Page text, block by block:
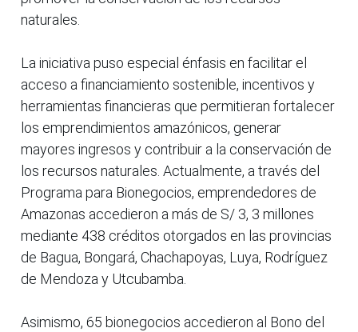
naturales.
La iniciativa puso especial énfasis en facilitar el
acceso a financiamiento sostenible, incentivos y
herramientas financieras que permitieran fortalecer
los emprendimientos amazónicos, generar
mayores ingresos y contribuir a la conservación de
los recursos naturales. Actualmente, a través del
Programa para Bionegocios, emprendedores de
Amazonas accedieron a más de S/ 3, 3 millones
mediante 438 créditos otorgados en las provincias
de Bagua, Bongará, Chachapoyas, Luya, Rodríguez
de Mendoza y Utcubamba.
Asimismo, 65 bionegocios accedieron al Bono del